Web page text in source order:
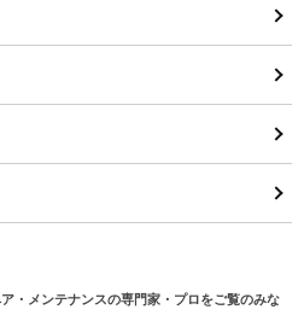
・メンテナンスの専門家・プロをご覧のみな